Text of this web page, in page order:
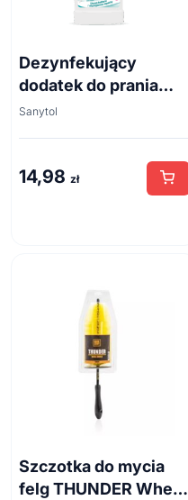
Dezynfekujący
dodatek do prania
białe kwiaty 500ml
Sanytol
14,98 zł
Szczotka do mycia
felg THUNDER Wheel